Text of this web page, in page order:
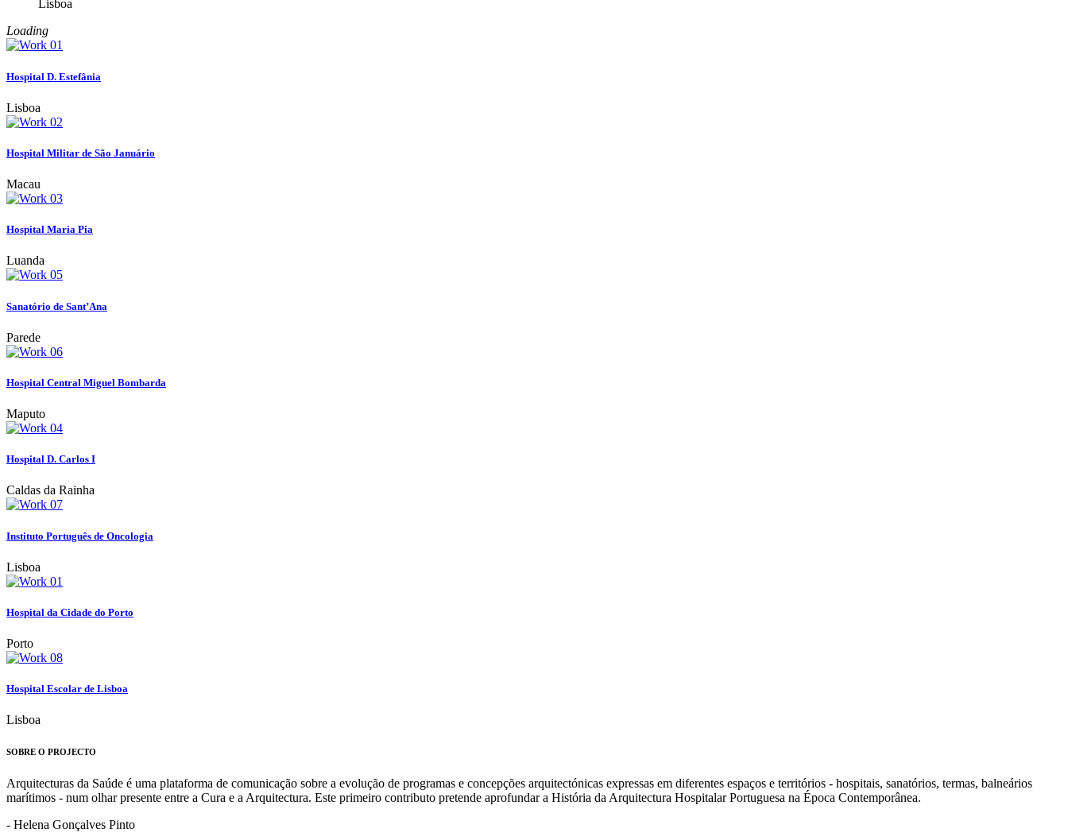
Lisboa
Loading
Hospital D. Estefânia
Lisboa
Hospital Militar de São Januário
Macau
Hospital Maria Pia
Luanda
Sanatório de Sant’Ana
Parede
Hospital Central Miguel Bombarda
Maputo
Hospital D. Carlos I
Caldas da Rainha
Instituto Português de Oncologia
Lisboa
Hospital da Cidade do Porto
Porto
Hospital Escolar de Lisboa
Lisboa
SOBRE O PROJECTO
Arquitecturas da Saúde é uma plataforma de comunicação sobre a evolução de programas e concepções arquitectónicas expressas em diferentes espaços e territórios - hospitais, sanatórios, termas, balneários
marítimos - num olhar presente entre a Cura e a Arquitectura. Este primeiro contributo pretende aprofundar a História da Arquitectura Hospitalar Portuguesa na Época Contemporânea.
- Helena Gonçalves Pinto